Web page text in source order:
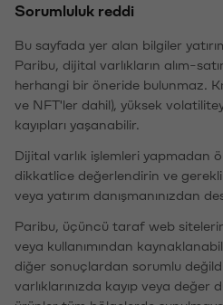
Sorumluluk reddi
Bu sayfada yer alan bilgiler
Paribu, dijital varlıkların alım-
herhangi bir öneride bulunmaz.
ve NFT'ler dahil), yüksek
kayıpları yaşanabilir.
Dijital varlık işlemleri yapmadan
dikkatlice değerlendirin ve
veya yatırım danışmanınızdan
Paribu, üçüncü taraf web
veya kullanımından
diğer sonuçlardan sorumlu
varlıklarınızda kayıp veya değer